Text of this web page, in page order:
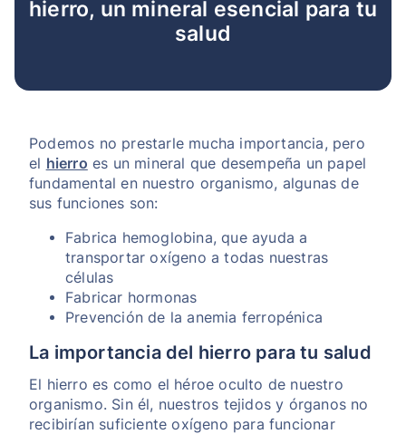
hierro, un mineral esencial para tu
salud
Podemos no prestarle mucha importancia, pero
el hierro es un mineral que desempeña un papel
fundamental en nuestro organismo, algunas de
sus funciones son:
Fabrica hemoglobina, que ayuda a
transportar oxígeno a todas nuestras
células
Fabricar hormonas
Prevención de la anemia ferropénica
La importancia del hierro para tu salud
El hierro es como el héroe oculto de nuestro
organismo. Sin él, nuestros tejidos y órganos no
recibirían suficiente oxígeno para funcionar